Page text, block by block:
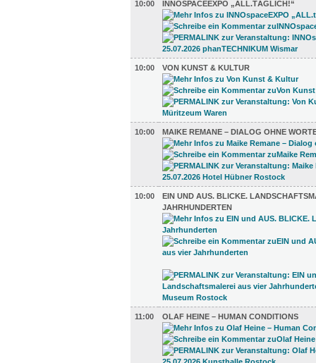
10:00 INNOSPACEEXPO „ALL.TÄGLICH!“
10:00 VON KUNST & KULTUR
10:00 MAIKE REMANE – DIALOG OHNE
10:00
EIN UND AUS. BLICKE.
JAHRHUNDERTEN
11:00 OLAF HEINE – HUMAN CONDITIONS